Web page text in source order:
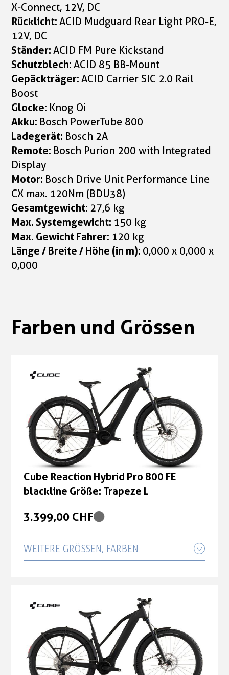
X-Connect, 12V, DC
Rücklicht:ACID Mudguard Rear Light PRO-E,
12V, DC
Ständer:ACID FM Pure Kickstand
Schutzblech:ACID 85 BB-Mount
Gepäckträger:ACID Carrier SIC 2.0 Rail
Boost
Glocke: Knog Oi
Akku: Bosch PowerTube 800
Ladegerät: Bosch 2A
Remote: Bosch Purion 200 with Integrated
Display
Motor: Bosch Drive Unit Performance Line
CX max. 120Nm (BDU38)
Gesamtgewicht: 27,6 kg
Max. Systemgewicht: 150 kg
Max. Gewicht Fahrer: 120 kg
Länge / Breite / Höhe (in m): 0,000 x 0,000 x
0,000
Farben und Grössen
Cube Reaction Hybrid Pro 800 FE
blackline Größe: Trapeze L
3.399,00 CHF
WEITERE GRÖSSEN, FARBEN
3.399,00 CHF
Cube Reaction Hybrid Pro 800 FE
blackline Größe: Trapeze XL
3.399,00 CHF